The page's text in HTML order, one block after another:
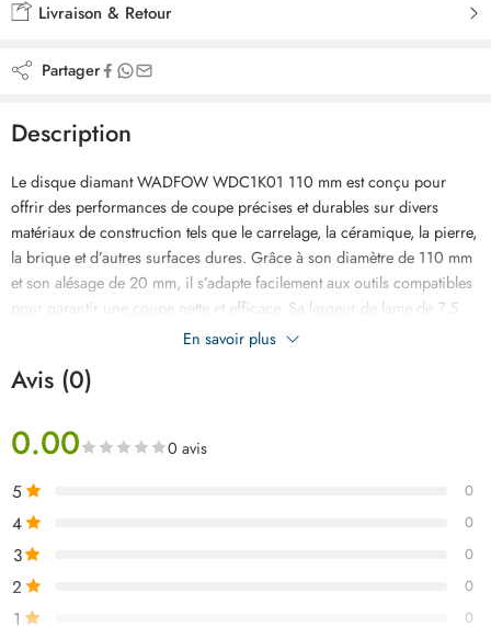
Livraison & Retour
Partager
Description
Le disque diamant WADFOW WDC1K01 110 mm est conçu pour
offrir des performances de coupe précises et durables sur divers
matériaux de construction tels que le carrelage, la céramique, la pierre,
la brique et d’autres surfaces dures. Grâce à son diamètre de 110 mm
et son alésage de 20 mm, il s’adapte facilement aux outils compatibles
pour garantir une coupe nette et efficace. Sa largeur de lame de 7,5
mm assure une excellente résistance à l’usure et une longue durée de
diamant de haute qualité, il permet un travail rapide et précis pour les
emballage sous blister double pour une protection optimale, ce disque
diamant WADFOW est le choix idéal pour vos travaux de découpe, au
meilleur prix en Tunisie.
En savoir plus
Avis (0)
0.00 0 avis
5 0
4 0
3 0
2 0
1 0